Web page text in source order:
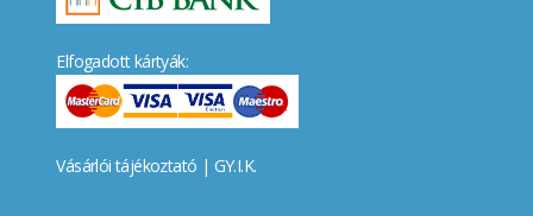
Elfogadott kártyák:
Vásárlói tájékoztató | GY.I.K.